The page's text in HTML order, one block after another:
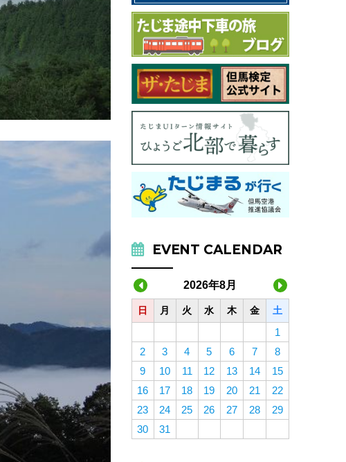
EVENT CALENDAR
2026年8月
日 月 火 水 木 金 土
1
2
3 4 5 6 7
8
9
10 11 12 13 14
15
16
17 18 19 20 21
22
23
24 25 26 27 28
29
30
31